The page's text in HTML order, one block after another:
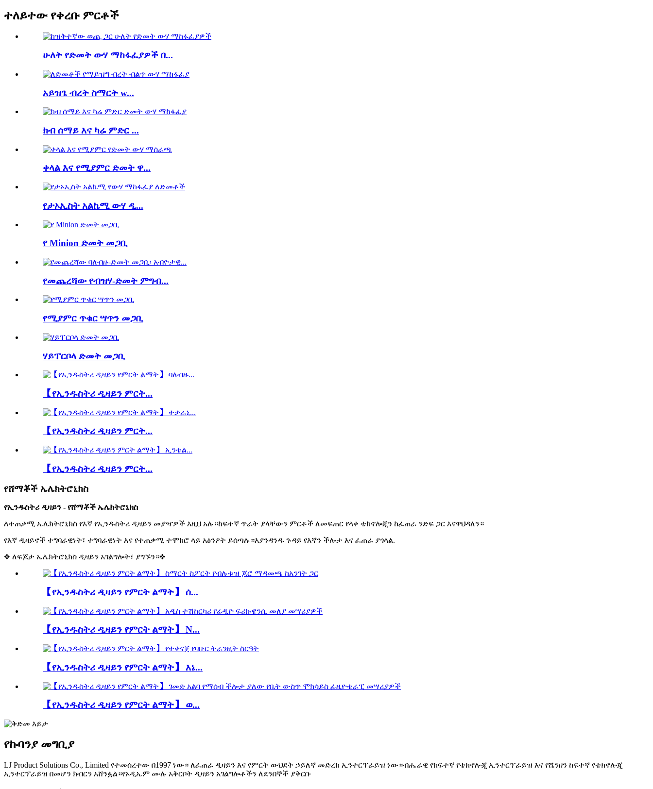
ተለይተው የቀረቡ ምርቶች
ሁለት የድመት ውሃ ማከፋፈያዎች በ...
አይዝጌ ብረት ስማርት w...
ክብ ሰማይ እና ካሬ ምድር ...
ቀላል እና የሚያምር ድመት ዋ...
የታኦኢስት አልኬሚ ውሃ ዲ...
የ Minion ድመት መጋቢ
የመጨረሻው የብዝሃ-ድመት ምግብ...
የሚያምር ጥቁር ሣጥን መጋቢ
ሃይፐርቦላ ድመት መጋቢ
【የኢንዱስትሪ ዲዛይን ምርት...
【የኢንዱስትሪ ዲዛይን ምርት...
【የኢንዱስትሪ ዲዛይን ምርት...
የሸማቾች ኤሌክትሮኒክስ
የኢንዱስትሪ ዲዛይን - የሸማቾች ኤሌክትሮኒክስ
ለተጠቃሚ ኤሌክትሮኒክስ የእኛ የኢንዱስትሪ ዲዛይን መያዣዎች እዚህ አሉ።ከፍተኛ ጥራት ያላቸውን ምርቶች ለመፍጠር የላቀ ቴክኖሎጂን ከፈጠራ ንድፍ ጋር እናዋህዳለን።
የእኛ ዲዛይኖች ተግባራዊነት፣ ተግባራዊነት እና የተጠቃሚ ተሞክሮ ላይ አፅንዖት ይሰጣሉ።እያንዳንዱ ጉዳይ የእኛን ችሎታ እና ፈጠራ ያጎላል.
❖ ለፍጆታ ኤሌክትሮኒክስ ዲዛይን አገልግሎት፣ ያግኙን።❖
【የኢንዱስትሪ ዲዛይን የምርት ልማት】 ሰ...
【የኢንዱስትሪ ዲዛይን የምርት ልማት】 N...
【የኢንዱስትሪ ዲዛይን የምርት ልማት】 እኔ...
【የኢንዱስትሪ ዲዛይን የምርት ልማት】 ወ...
የኩባንያ መግቢያ
LJ Product Solutions Co., Limited የተመሰረተው በ1997 ነው። ለፈጠራ ዲዛይን እና የምርት ውህደት ኃይለኛ መድረክ ኢንተርፕራይዝ ነው።ብሔራዊ የከፍተኛ የቴክኖሎጂ ኢንተርፕራይዝ እና የሼንዘን ከፍተኛ የቴክኖሎጂ
ኢንተርፕራይዝ በመሆን ክብርን አሸንፏል።የኦዲኤም ሙሉ አቅርቦት ዲዛይን አገልግሎቶችን ለደንበኞች ያቅርቡ